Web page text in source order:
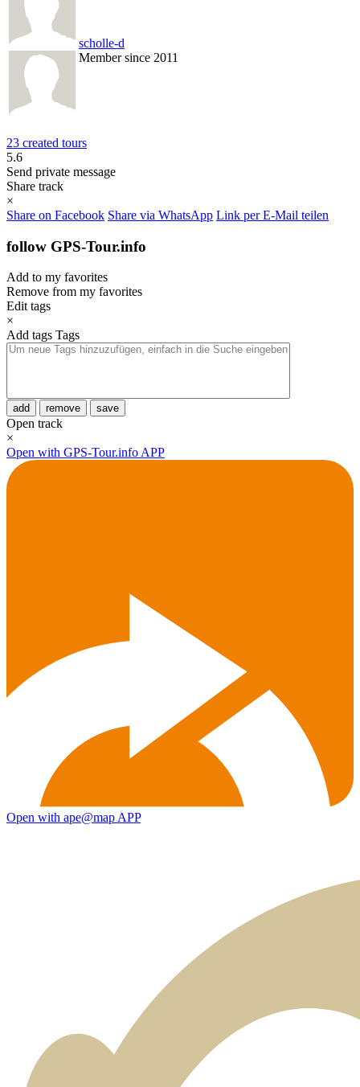
scholle-d
Member since 2011
23 created tours
5.6
Send private message
Share track
×
Share on Facebook Share via WhatsApp Link per E-Mail teilen
follow GPS-Tour.info
Add to my favorites
Remove from my favorites
Edit tags
×
Add tags Tags
add remove save
Open track
×
Open with GPS-Tour.info APP
Open with ape@map APP